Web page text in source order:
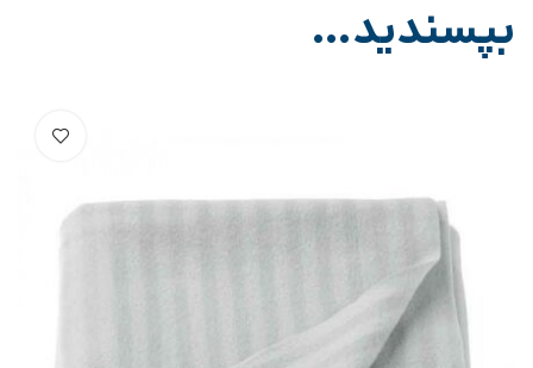
بپسندید…